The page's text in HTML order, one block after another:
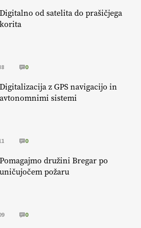
15.07.2026
@EUAgri #IMCAP #CAP
14.07.2026
življenja. VEČ
#IMCAP #CAP
14.07.2026
https://t.co/2sllAmcKwG
Digitalno od satelita do prašičjega
korita
0
Digitalizacija z GPS navigacijo in
avtonomnimi sistemi
0
Pomagajmo družini Bregar po
uničujočem požaru
0